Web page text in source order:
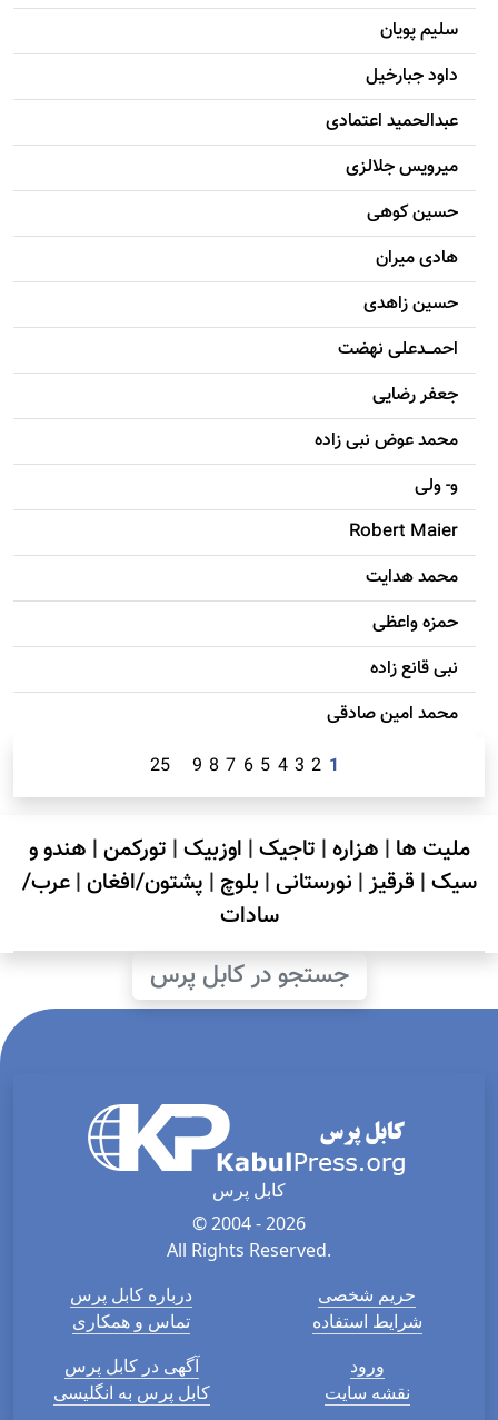
سليم پویان
داود جبارخیل
عبدالحمید اعتمادی
میرویس جلالزی
حسين کوهی
هادی ميران
حسين زاهدی
احمـــدعلی نهضت
جعفر رضایی
محمد عوض نبی زاده
و- ولی
Robert Maier
محمد هدایت
حمزه واعظی
نبی قانع زاده
محمد امين صادقی
1
2
3
4
5
6
7
8
9
25
ملیت ها | هزاره| تاجیک| اوزبیک| تورکمن| هندو و
سیک| قرقیز| نورستانی| بلوچ | پشتون/افغان|عرب/
سادات
جستجو در کابل پرس
کابل پرس
© 2004 - 2026
All Rights Reserved.
درباره کابل پرس
تماس و همکاری
حریم شخصی
شرایط استفاده
آگهی در کابل پرس
کابل پرس به انگلیسی
ورود
نقشه سایت